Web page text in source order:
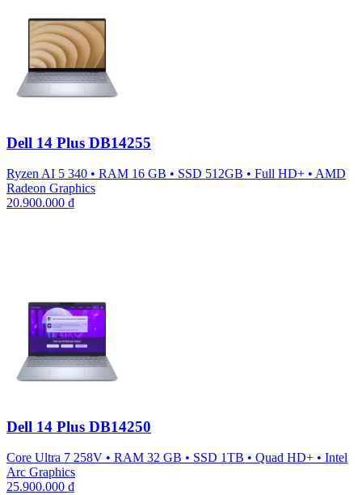
Dell 14 Plus DB14255
Ryzen AI 5 340 • RAM 16 GB • SSD 512GB • Full HD+ • AMD
Radeon Graphics
20.900.000 ₫
Dell 14 Plus DB14250
Core Ultra 7 258V • RAM 32 GB • SSD 1TB • Quad HD+ • Intel
Arc Graphics
25.900.000 ₫